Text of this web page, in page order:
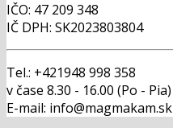
IČO: 47 209 348
IČ DPH: SK2023803804
Tel.: +421948 998 358
v čase 8.30 - 16.00 (Po - Pia)
E-mail: info@magmakam.sk